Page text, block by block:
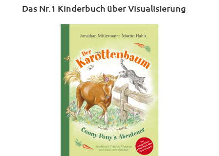
Das Nr.1 Kinderbuch über Visualisierung